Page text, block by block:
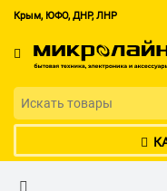
Крым, ЮФО, ДНР, ЛНР